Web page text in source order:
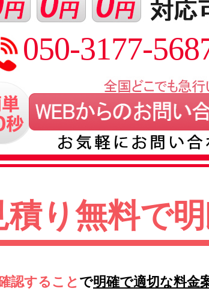
050-3177-
り無料で
認すること で明確で適切な料金